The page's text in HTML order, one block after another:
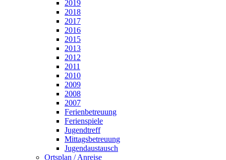
2019
2018
2017
2016
2015
2013
2012
2011
2010
2009
2008
2007
Ferienbetreuung
Ferienspiele
Jugendtreff
Mittagsbetreuung
Jugendaustausch
Ortsplan / Anreise